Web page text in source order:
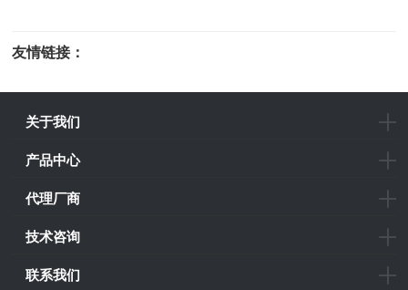
友情链接：
关于我们
产品中心
代理厂商
技术咨询
联系我们